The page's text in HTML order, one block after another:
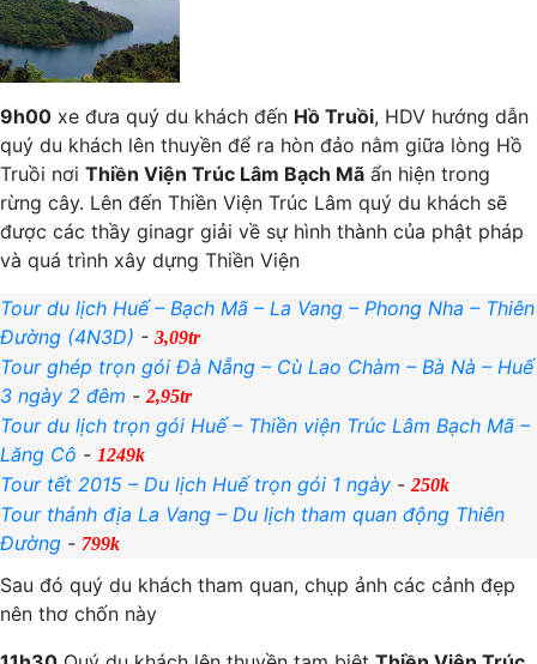
9h00 xe đưa quý du khách đến Hồ Truồi, HDV hướng dẫn
quý du khách lên thuyền để ra hòn đảo nằm giữa lòng Hồ
Truồi nơi Thiền Viện Trúc Lâm Bạch Mã ẩn hiện trong
rừng cây. Lên đến Thiền Viện Trúc Lâm quý du khách sẽ
được các thầy ginagr giải về sự hình thành của phật pháp
và quá trình xây dựng Thiền Viện
Tour du lịch Huế – Bạch Mã – La Vang – Phong Nha – Thiên
Đường (4N3D) - 3,09tr
Tour ghép trọn gói Đà Nẵng – Cù Lao Chàm – Bà Nà – Huế
3 ngày 2 đêm -2,95tr
Tour du lịch trọn gói Huế – Thiền viện Trúc Lâm Bạch Mã –
Lăng Cô - 1249k
Tour tết 2015 – Du lịch Huế trọn gói 1 ngày -250k
Tour thánh địa La Vang – Du lịch tham quan động Thiên
Đường - 799k
Sau đó quý du khách tham quan, chụp ảnh các cảnh đẹp
nên thơ chốn này